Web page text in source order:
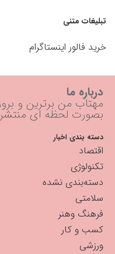
تبلیغات متنی
خرید فالور اینستاگرام
درباره ما
مهتاب من برترین و
بصورت لحظه ای
دسته بندی اخبار
اقتصاد
تکنولوژی
دسته‌بندی نشده
سلامتی
فرهنگ وهنر
کسب و کار
ورزشی